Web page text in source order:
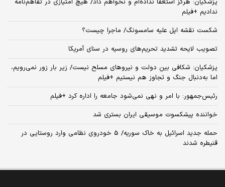
پزشکیان: هرگز استعفا نداده‌ام و نخواهم داد/ هیچ امتیازی در تفاهم‌نامه
ندادیم +فیلم
شکست نقشه اپل علیه سامسونگ/ ماجرا چیست؟
تصویب لایحه تشدید تحریم‌های روسیه در سنای آمریکا
پزشکیان: شکافی بین دولت و نیروهای مسلح نیست/ زیر بار زور نمی‌رویم،
اما به‌دنبال جنگ و تجاوز هم نیستیم +فیلم
رئیس‌جمهور: با امر و نهی نمی‌شود جامعه را اداره کرد +فیلم
خواننده پیشکسوت موسیقی ایران بستری شد
حمله جدید اسرائیل به خاک سوریه/ 5 خودروی نظامی وارد روستایی در
قنیطره شدند